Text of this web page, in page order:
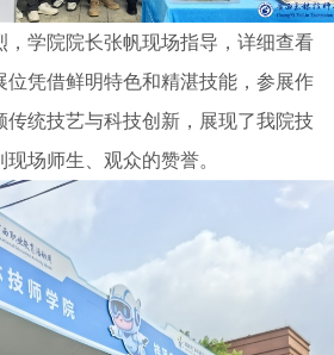
，学院院长张帆现场指导，详细查看
位凭借鲜明特色和精湛技能，参展作
传统技艺与科技创新，展现了我院技
场师生、观众的赞誉。